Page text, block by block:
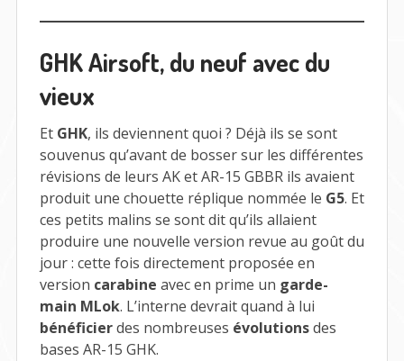
GHK Airsoft, du neuf avec du
vieux
Et GHK, ils deviennent quoi ? Déjà ils se sont
souvenus qu’avant de bosser sur les différentes
révisions de leurs AK et AR-15 GBBR ils avaient
produit une chouette réplique nommée le G5. Et
ces petits malins se sont dit qu’ils allaient
produire une nouvelle version revue au goût du
jour : cette fois directement proposée en
version carabine avec en prime un garde-
main MLok. L’interne devrait quand à lui
bénéficierdes nombreuses évolutionsdes
bases AR-15 GHK.